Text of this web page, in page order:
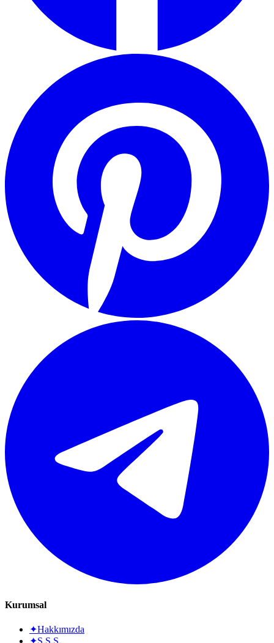
Kurumsal
✦Hakkımızda